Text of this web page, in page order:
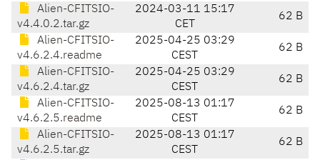
Alien-CFITSIO-
v4.4.0.2.tar.gz
2024-03-11 15:17
CET
62 B
Alien-CFITSIO-
v4.6.2.4.readme
2025-04-25 03:29
CEST
62 B
Alien-CFITSIO-
v4.6.2.4.tar.gz
2025-04-25 03:29
CEST
62 B
Alien-CFITSIO-
v4.6.2.5.readme
2025-08-13 01:17
CEST
62 B
Alien-CFITSIO-
v4.6.2.5.tar.gz
2025-08-13 01:17
CEST
62 B